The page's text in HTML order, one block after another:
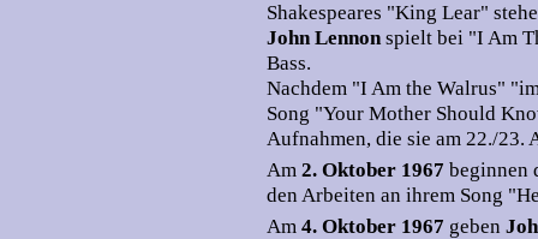
Shakespeares "King Lear"
John Lennonspielt bei "I Am
Bass.
Nachdem "I Am the Walrus"
Song "Your Mother Should
Aufnahmen, die sie am 22./23.
Am 2. Oktober 1967 beginnen
den Arbeiten an ihrem Song
Am 4. Oktober 1967 geben